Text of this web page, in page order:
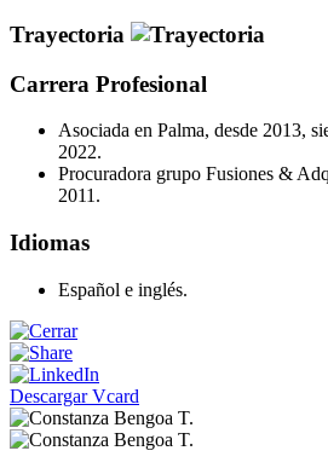
Trayectoria
Carrera Profesional
Asociada en Palma, desde 2013,
2022.
Procuradora grupo Fusiones &
2011.
Idiomas
Español e inglés.
Descargar Vcard